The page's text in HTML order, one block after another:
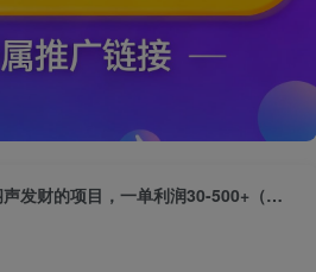
（7303期）得物商品搬砖项目，一个可以闷声发财的项目，一单利润30-500+（附渠道）